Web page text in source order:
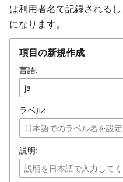
は利用者名で記録される
になります。
項目の新規作成
言語:
ラベル:
説明: